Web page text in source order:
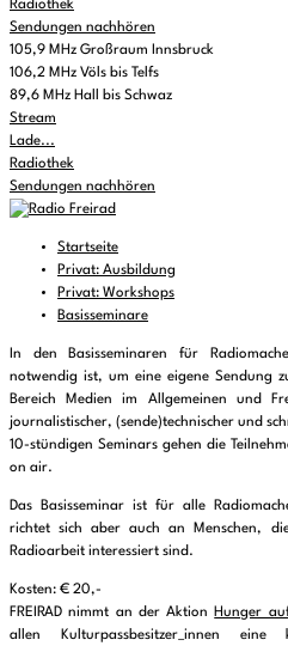
Radiothek
Sendungen nachhören
105,9 MHz Großraum Innsbruck
106,2 MHz Völs bis Telfs
89,6 MHz Hall bis Schwaz
Stream
Lade...
Radiothek
Sendungen nachhören
Startseite
Privat: Ausbildung
Privat: Workshops
Basisseminare
In den Basisseminaren für
notwendig ist, um eine eigene Sendung
Bereich Medien im Allgemeinen und
journalistischer, (sende)technischer und
10-stündigen Seminars gehen die
on air.
Das Basisseminar ist für alle
richtet sich aber auch an Menschen,
Radioarbeit interessiert sind.
Kosten: € 20,-
FREIRAD nimmt an der Aktion Hunger
allen Kulturpassbesitzer_innen